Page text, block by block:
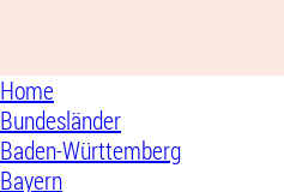
Home
Bundesländer
Baden-Württemberg
Bayern